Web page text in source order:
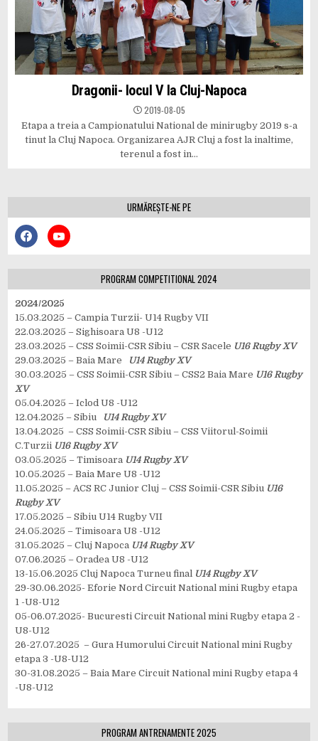
Dragonii- locul V la Cluj-Napoca
2019-08-05
Etapa a treia a Campionatului National de minirugby 2019 s-a
tinut la Cluj Napoca. Organizarea AJR Cluj a fost la inaltime,
terenul a fost in…
URMĂREȘTE-NE PE
PROGRAM COMPETITIONAL 2024
2024/2025
15.03.2025 – Campia Turzii- U14 Rugby VII
22.03.2025 – Sighisoara U8 -U12
23.03.2025 – CSS Soimii-CSR Sibiu – CSR Sacele U16 Rugby XV
29.03.2025 – Baia Mare
U14 Rugby XV
30.03.2025 – CSS Soimii-CSR Sibiu – CSS2 Baia Mare U16 Rugby
XV
05.04.2025 – Iclod U8 -U12
12.04.2025 – Sibiu
U14 Rugby XV
13.04.2025 – CSS Soimii-CSR Sibiu – CSS Viitorul-Soimii
C.Turzii U16 Rugby XV
03.05.2025 – Timisoara U14 Rugby XV
10.05.2025 – Baia Mare U8 -U12
11.05.2025 – ACS RC Junior Cluj – CSS Soimii-CSR Sibiu U16
Rugby XV
17.05.2025 – Sibiu U14 Rugby VII
24.05.2025 – Timisoara U8 -U12
31.05.2025 – Cluj Napoca U14 Rugby XV
07.06.2025 – Oradea U8 -U12
13-15.06.2025 Cluj Napoca Turneu final U14 Rugby XV
29-30.06.2025- Eforie Nord Circuit National mini Rugby etapa
1 -U8-U12
05-06.07.2025- Bucuresti Circuit National mini Rugby etapa 2 -
U8-U12
26-27.07.2025 – Gura Humorului Circuit National mini Rugby
etapa 3 -U8-U12
30-31.08.2025 – Baia Mare Circuit National mini Rugby etapa 4
-U8-U12
PROGRAM ANTRENAMENTE 2025